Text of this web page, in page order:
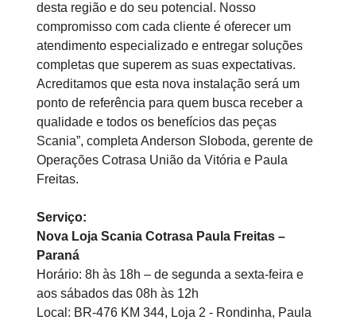
desta região e do seu potencial. Nosso
compromisso com cada cliente é oferecer um
atendimento especializado e entregar soluções
completas que superem as suas expectativas.
Acreditamos que esta nova instalação será um
ponto de referência para quem busca receber a
qualidade e todos os benefícios das peças
Scania”, completa Anderson Sloboda, gerente de
Operações Cotrasa União da Vitória e Paula
Freitas.
Serviço:
Nova Loja Scania Cotrasa Paula Freitas –
Paraná
Horário: 8h às 18h – de segunda a sexta-feira e
aos sábados das 08h às 12h
Local: BR-476 KM 344, Loja 2 - Rondinha, Paula